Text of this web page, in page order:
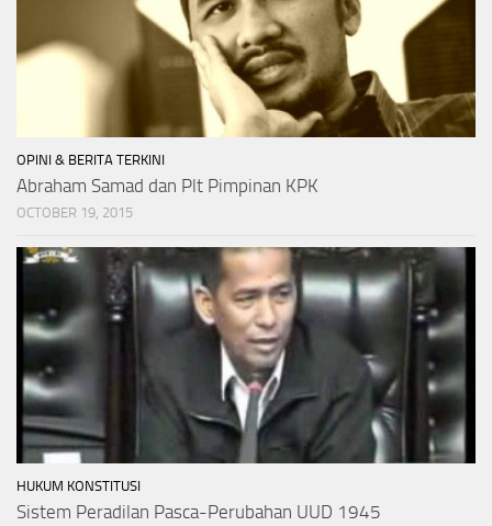
OPINI & BERITA TERKINI
Abraham Samad dan Plt Pimpinan KPK
OCTOBER 19, 2015
HUKUM KONSTITUSI
Sistem Peradilan Pasca-Perubahan UUD 1945